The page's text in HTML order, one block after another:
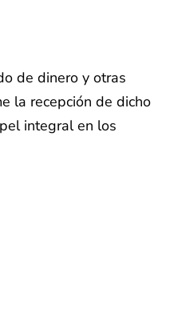
de dinero y otras
la recepción de dicho
integral en los